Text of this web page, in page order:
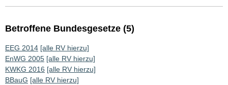
Betroffene Bundesgesetze (5)
EEG 2014 [alle RV hierzu]
EnWG 2005 [alle RV hierzu]
KWKG 2016 [alle RV hierzu]
BBauG [alle RV hierzu]